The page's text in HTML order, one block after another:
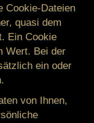
Cookie-Dateien
quasi dem
Ein Cookie
Wert. Bei der
ein oder
von Ihnen,